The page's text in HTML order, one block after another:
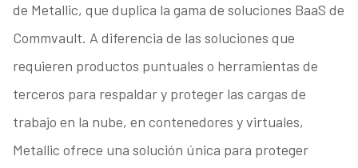
de Metallic, que duplica la gama de soluciones BaaS de
Commvault. A diferencia de las soluciones que
requieren productos puntuales o herramientas de
terceros para respaldar y proteger las cargas de
trabajo en la nube, en contenedores y virtuales,
Metallic ofrece una solución única para proteger